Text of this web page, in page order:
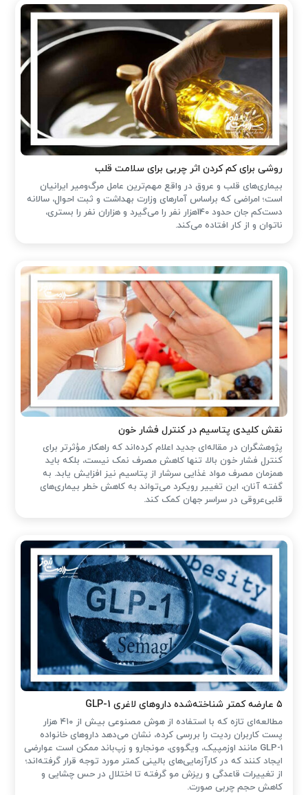
روشی برای کم کردن اثر چربی برای سلامت قلب
بیماری‌های قلب و عروق در واقع مهم‌ترین عامل مرگ‌ومیر ایرانیان
است؛ امراضی که براساس آمارهای وزارت بهداشت و ثبت احوال، سالانه
دست‌کم جان حدود 140هزار نفر را می‌گیرد و هزاران نفر را بستری،
ناتوان و از کار افتاده می‌کند.
نقش کلیدی پتاسیم در کنترل فشار خون
پژوهشگران در مقاله‌ای جدید اعلام کرده‌اند که راهکار مؤثرتر برای
کنترل فشار خون بالا، تنها کاهش مصرف نمک نیست، بلکه باید
همزمان مصرف مواد غذایی سرشار از پتاسیم نیز افزایش یابد. به
گفته آنان، این تغییر رویکرد می‌تواند به کاهش خطر بیماری‌های
قلبی‌عروقی در سراسر جهان کمک کند.
۵ عارضه کمتر شناخته‌شده داروهای لاغری GLP-1
مطالعه‌ای تازه که با استفاده از هوش مصنوعی بیش از ۴۱۰ هزار
پست کاربران ردیت را بررسی کرده، نشان می‌دهد داروهای خانواده
GLP-1 مانند اوزمپیک، ویگووی، مونجارو و زپ‌باند ممکن است عوارضی
ایجاد کنند که در کارآزمایی‌های بالینی کمتر مورد توجه قرار گرفته‌اند؛
از تغییرات قاعدگی و ریزش مو گرفته تا اختلال در حس چشایی و
کاهش حجم چربی صورت.